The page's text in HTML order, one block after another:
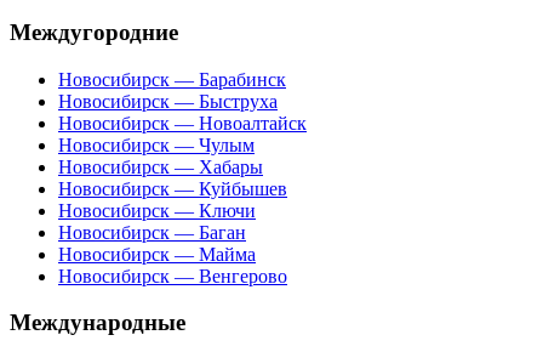
Междугородние
Новосибирск — Барабинск
Новосибирск — Быструха
Новосибирск — Новоалтайск
Новосибирск — Чулым
Новосибирск — Хабары
Новосибирск — Куйбышев
Новосибирск — Ключи
Новосибирск — Баган
Новосибирск — Майма
Новосибирск — Венгерово
Международные